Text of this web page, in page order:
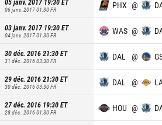
06 janv. 2017 01:30FR PHX @
03 janv. 2017 19:30ET
04 janv. 2017 01:30FR WAS @
30 déc. 2016 21:30ET
31 déc. 2016 03:30FR DAL @
29 déc. 2016 21:30ET
30 déc. 2016 03:30FR DAL @
27 déc. 2016 19:30ET
28 déc. 2016 01:30FR HOU @